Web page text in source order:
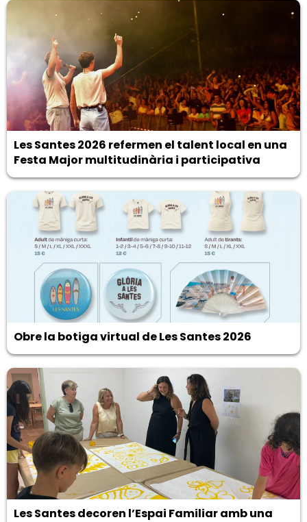
Les Santes 2026 refermen el talent local en una
Festa Major multitudinària i participativa
Obre la botiga virtual de Les Santes 2026
Les Santes decoren l’Espai Familiar amb una